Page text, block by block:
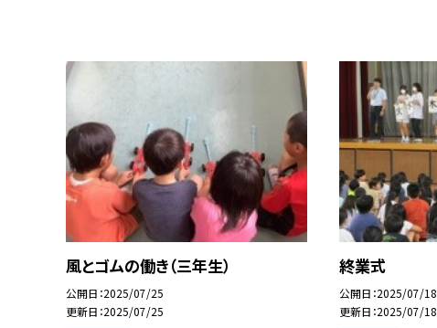
風とゴムの働き（三年生）
公開日 2025/07/25
更新日 2025/07/25
終業式
公開日 2025/07/18
更新日 2025/07/18